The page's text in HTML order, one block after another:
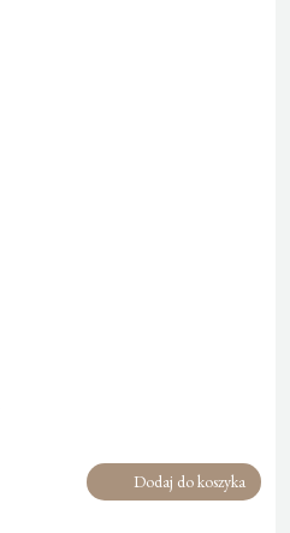
Dodaj do koszyka